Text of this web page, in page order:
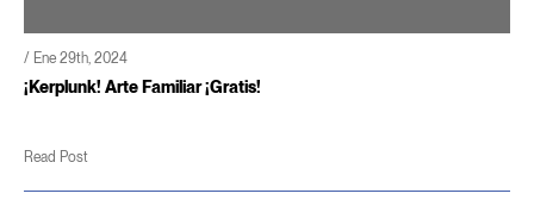
/ Ene 29th, 2024
¡Kerplunk! Arte Familiar ¡Gratis!
Read Post